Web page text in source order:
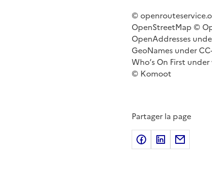
©
OpenStreetMap ©
OpenAddresses
GeoNames under
Who’s On First
© Komoot
Partager la page
Partager sur
Partager